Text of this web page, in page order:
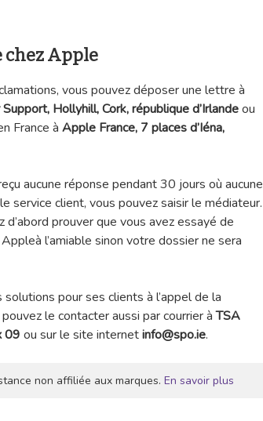
chez Apple
vous pouvez déposer une lettre à
Hollyhill, Cork, république d’Irlandeou
France à Apple France, 7 places d’Iéna,
aucune réponse pendant 30 jours où aucune
service client, vous pouvez saisir le médiateur.
prouver que vous avez essayé de
l’amiable sinon votre dossier ne sera
pour ses clients à l’appel de la
le contacter aussi par courrier àTSA
09 ou sur le site internetinfo@spo.ie.
non affiliée aux marques. En savoir plus